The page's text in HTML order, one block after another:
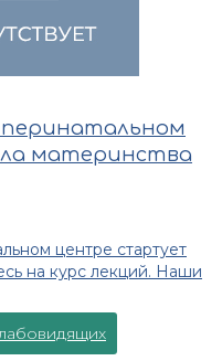
материнства
центре стартует
на курс лекций. Наши